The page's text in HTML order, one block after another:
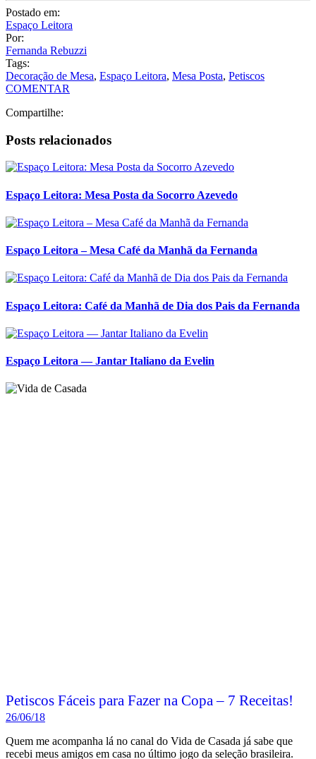
Postado em:
Espaço Leitora
Por:
Fernanda Rebuzzi
Tags:
Decoração de Mesa, Espaço Leitora, Mesa Posta, Petiscos
COMENTAR
Compartilhe:
Posts relacionados
Espaço Leitora: Mesa Posta da Socorro Azevedo
Espaço Leitora – Mesa Café da Manhã da Fernanda
Espaço Leitora: Café da Manhã de Dia dos Pais da Fernanda
Espaço Leitora — Jantar Italiano da Evelin
Petiscos Fáceis para Fazer na Copa – 7 Receitas!
26/06/18
Quem me acompanha lá no canal do Vida de Casada já sabe que
recebi meus amigos em casa no último jogo da seleção brasileira.